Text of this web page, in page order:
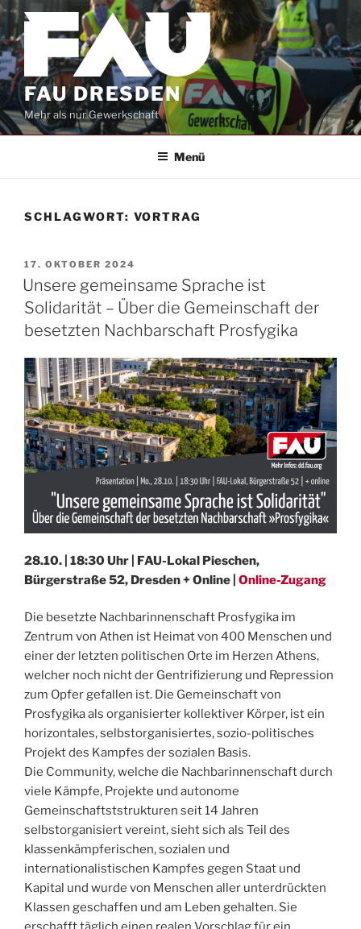
Zum
Inhalt
springen
FAU DRESDEN
Mehr als nur Gewerkschaft
Menü
SCHLAGWORT: VORTRAG
VERÖFFENTLICHT
AM
17. OKTOBER 2024
Unsere gemeinsame Sprache ist
Solidarität – Über die Gemeinschaft der
besetzten Nachbarschaft Prosfygika
28.10. | 18:30 Uhr | FAU-Lokal Pieschen,
Bürgerstraße 52, Dresden + Online | Online-Zugang
Die besetzte Nachbarinnenschaft Prosfygika im
Zentrum von Athen ist Heimat von 400 Menschen und
einer der letzten politischen Orte im Herzen Athens,
welcher noch nicht der Gentrifizierung und Repression
zum Opfer gefallen ist. Die Gemeinschaft von
Prosfygika als organisierter kollektiver Körper, ist ein
horizontales, selbstorganisiertes, sozio-politisches
Projekt des Kampfes der sozialen Basis.
Die Community, welche die Nachbarinnenschaft durch
viele Kämpfe, Projekte und autonome
Gemeinschaftststrukturen seit 14 Jahren
selbstorganisiert vereint, sieht sich als Teil des
klassenkämpferischen, sozialen und
internationalistischen Kampfes gegen Staat und
Kapital und wurde von Menschen aller unterdrückten
Klassen geschaffen und am Leben gehalten. Sie